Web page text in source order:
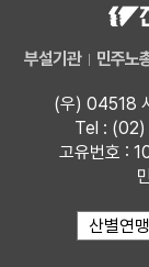
부설기관 민주노
(우) 04518
Tel :
고유번호 :